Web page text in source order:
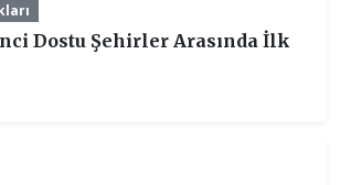
Dostu Şehirler Arasında İlk